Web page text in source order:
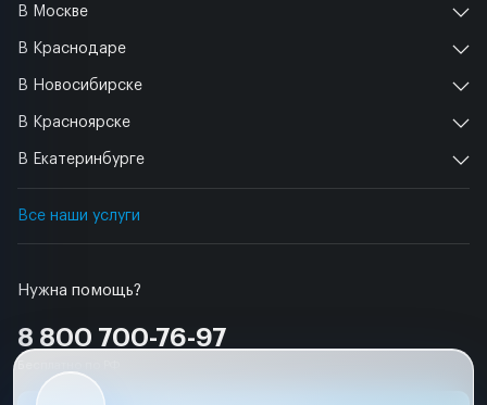
Нужна помощь?
8 800 700-76-97
В Москве
В Краснодаре
В Новосибирске
В Красноярске
В Екатеринбурге
Все наши услуги